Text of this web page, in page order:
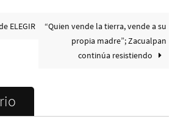
ELEGIR
“Quien vende la tierra, vende a su
propia madre”; Zacualpan
continúa resistiendo